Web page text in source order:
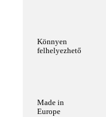
Könnyen
felhelyezhető
Made in
Europe